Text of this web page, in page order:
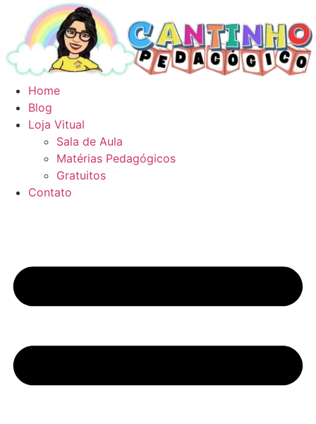
conteúdo
Home
Blog
Loja Vitual
Sala de Aula
Matérias Pedagógicos
Gratuitos
Contato